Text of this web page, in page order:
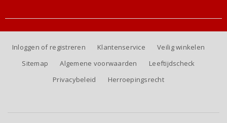
Inloggen of registreren Klantenservice
Veilig winkelen
Sitemap
Algemene voorwaarden
Leeftijdscheck
Privacybeleid
Herroepingsrecht